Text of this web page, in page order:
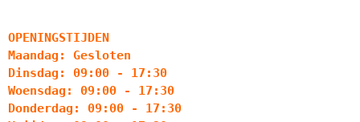
OPENINGSTIJDEN
Maandag: Gesloten
Dinsdag: 09:00 - 17:30
Woensdag: 09:00 - 17:30
Donderdag: 09:00 - 17:30